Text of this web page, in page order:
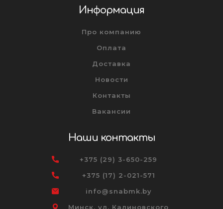
Информация
Про компанию
Оплата
Доставка
Новости
Контакты
Вакансии
Наши контакты
+375 (29) 3-650-259
+375 (17) 2-021-571
info@snabmk.by
Минск, ул. Калиновского